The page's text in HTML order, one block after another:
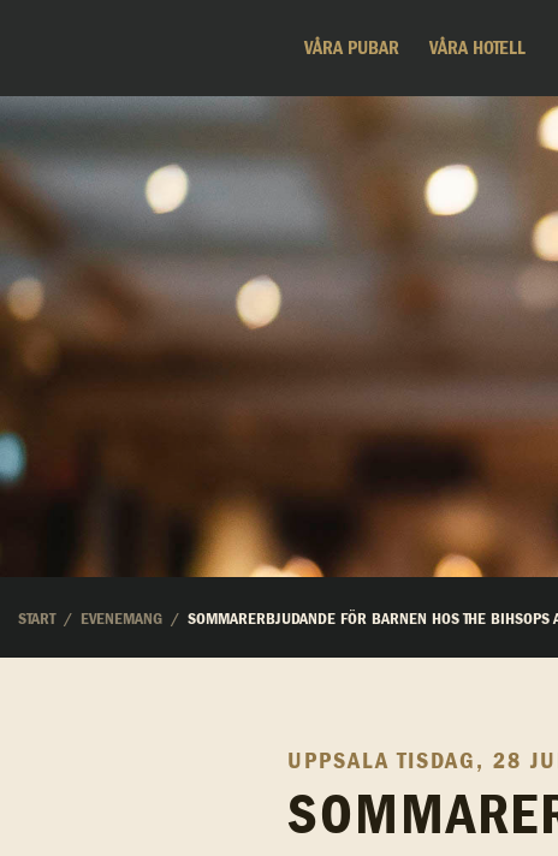
VÅRA PUBAR VÅRA HOTELL
START EVENEMANG SOMMARERBJUDANDE FÖR BARNEN HOS THE BIHSOPS
UPPSALA TISDAG, 28